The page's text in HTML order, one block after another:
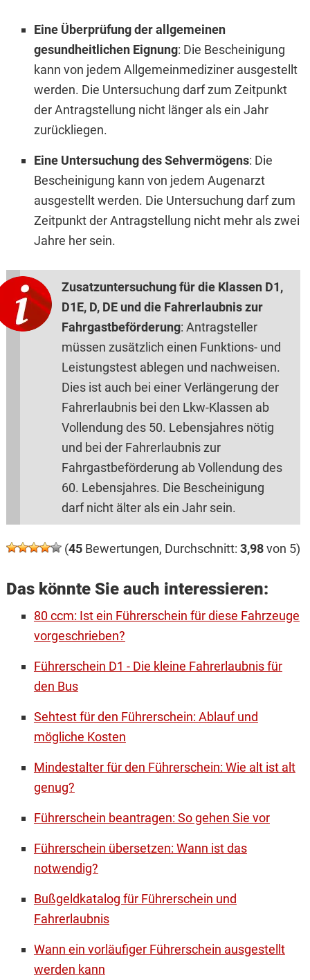
Eine Überprüfung der allgemeinen
gesundheitlichen Eignung: Die Bescheinigung
kann von jedem Allgemeinmediziner ausgestellt
werden. Die Untersuchung darf zum Zeitpunkt
der Antragstellung nicht länger als ein Jahr
zurückliegen.
Eine Untersuchung des Sehvermögens: Die
Bescheinigung kann von jedem Augenarzt
ausgestellt werden. Die Untersuchung darf zum
Zeitpunkt der Antragstellung nicht mehr als zwei
Jahre her sein.
Zusatzuntersuchung für die Klassen D1,
D1E, D, DE und die Fahrerlaubnis zur
Fahrgastbeförderung: Antragsteller
müssen zusätzlich einen Funktions- und
Leistungstest ablegen und nachweisen.
Dies ist auch bei einer Verlängerung der
Fahrerlaubnis bei den Lkw-Klassen ab
Vollendung des 50. Lebensjahres nötig
und bei der Fahrerlaubnis zur
Fahrgastbeförderung ab Vollendung des
60. Lebensjahres. Die Bescheinigung
darf nicht älter als ein Jahr sein.
(45Bewertungen, Durchschnitt: 3,98von 5)
Das könnte Sie auch interessieren:
80 ccm: Ist ein Führerschein für diese Fahrzeuge
vorgeschrieben?
Führerschein D1 - Die kleine Fahrerlaubnis für
den Bus
Sehtest für den Führerschein: Ablauf und
mögliche Kosten
Mindestalter für den Führerschein: Wie alt ist alt
genug?
Führerschein beantragen: So gehen Sie vor
Führerschein übersetzen: Wann ist das
notwendig?
Bußgeldkatalog für Führerschein und
Fahrerlaubnis
Wann ein vorläufiger Führerschein ausgestellt
werden kann